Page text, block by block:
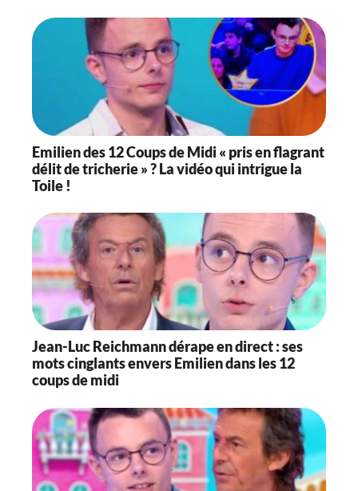
Emilien des 12 Coups de Midi « pris en flagrant
délit de tricherie » ? La vidéo qui intrigue la
Toile !
Jean-Luc Reichmann dérape en direct : ses
mots cinglants envers Emilien dans les 12
coups de midi